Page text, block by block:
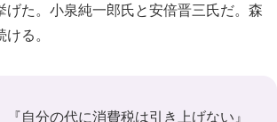
げた。小泉純一郎氏と安倍晋三氏だ。森
る。
『自分の代に消費税は引き上げない』